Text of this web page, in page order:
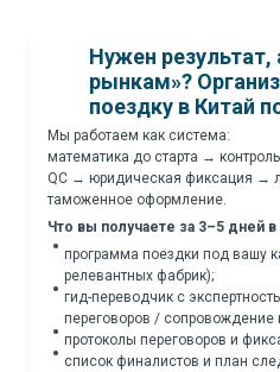
Нужен результат,
рынкам»?
поездку в Китай
Мы работаем как система:
математика до старта →
QC → юридическая фиксация →
таможенное оформление.
Что вы получаете за 3–5 дней в
программа поездки под вашу
релевантных фабрик);
гид-переводчик с
переговоров / сопровождение
протоколы переговоров и
список финалистов и план